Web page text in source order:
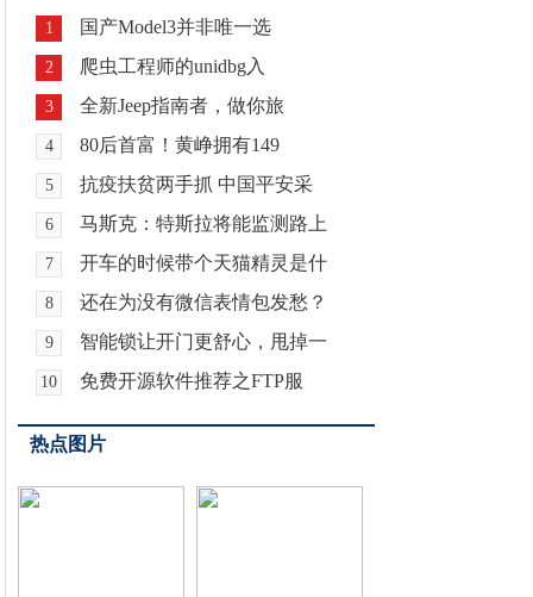
1 国产Model3并非唯一选
2 爬虫工程师的unidbg入
3 全新Jeep指南者，做你旅
4 80后首富！黄峥拥有149
5 抗疫扶贫两手抓 中国平安采
6 马斯克：特斯拉将能监测路上
7 开车的时候带个天猫精灵是什
8 还在为没有微信表情包发愁？
9 智能锁让开门更舒心，甩掉一
10 免费开源软件推荐之FTP服
热点图片